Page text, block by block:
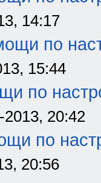
14:17
по
15:44
по
2013, 20:42
по
20:56